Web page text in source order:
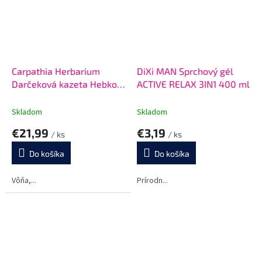
Carpathia Herbarium
Darčeková kazeta Hebkosť
Skladom
€21,99 / ks
Do košíka
Vôňa,...
DiXi MAN Sprchový gél
ACTIVE RELAX 3IN1 400 ml
Skladom
€3,19 / ks
Do košíka
Prírodn...